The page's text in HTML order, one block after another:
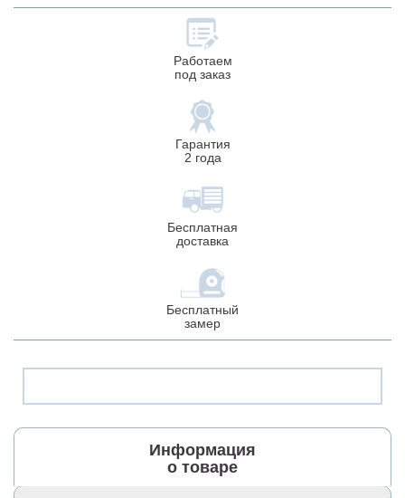
Работаем
под заказ
Гарантия
2 года
Бесплатная
доставка
Бесплатный
замер
Информация
о товаре